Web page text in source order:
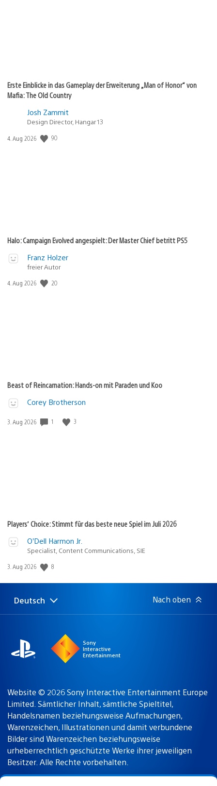
Erste Einblicke in das Gameplay der Erweiterung „Man of Honor“ von
Mafia: The Old Country
Josh Zammit
Design Director, Hangar 13
Veröffentlichungsdatum:
4. Aug 2026 90
Halo: Campaign Evolved angespielt: Der Master Chief betritt PS5
Franz Holzer
freier Autor
Veröffentlichungsdatum:
4. Aug 2026 20
Beast of Reincarnation: Hands-on mit Paraden und Koo
Corey Brotherson
Veröffentlichungsdatum:
3. Aug 2026 1 3
Players’ Choice: Stimmt für das beste neue Spiel im Juli 2026
O’Dell Harmon Jr.
Specialist, Content Communications, SIE
Veröffentlichungsdatum:
3. Aug 2026 8
Select
a
Aktuelle
Region:
Deutsch Nach oben
Sony
Interactive
Entertainment
Website © 2026 Sony Interactive Entertainment Europe
Limited. Sämtlicher Inhalt, sämtliche Spieltitel,
Handelsnamen beziehungsweise Aufmachungen,
Warenzeichen, Illustrationen und damit verbundene
Bilder sind Warenzeichen beziehungsweise
urheberrechtlich geschützte Werke ihrer jeweiligen
Besitzer. Alle Rechte vorbehalten.